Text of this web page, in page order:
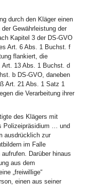
durch den Kläger einen
Gewährleistung der
Kapitel 3 der DS-GVO
Art. 6 Abs. 1 Buchst. f
flankiert, die
Art. 13 Abs. 1 Buchst. d
b DS-GVO, daneben
Art. 21 Abs. 1 Satz 1
die Verarbeitung ihrer
des Klägers mit
Polizeipräsidium … und
ausdrücklich zur
im Falle
Darüber hinaus
aus dem
„freiwillige“
einen aus seiner